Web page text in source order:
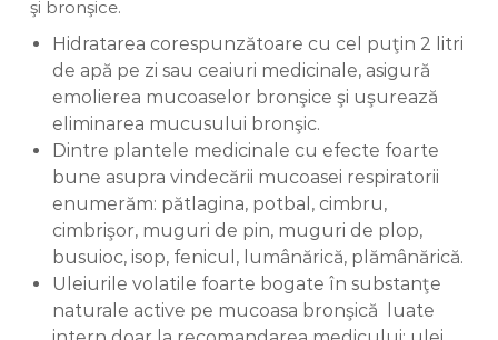
şi bronşice.
Hidratarea corespunzătoare cu cel puţin 2 litri
de apă pe zi sau ceaiuri medicinale, asigură
emolierea mucoaselor bronşice şi uşurează
eliminarea mucusului bronşic.
Dintre plantele medicinale cu efecte foarte
bune asupra vindecării mucoasei respiratorii
enumerăm: pătlagina, potbal, cimbru,
cimbrişor, muguri de pin, muguri de plop,
busuioc, isop, fenicul, lumânărică, plămânărică.
Uleiurile volatile foarte bogate în substanţe
naturale active pe mucoasa bronşică luate